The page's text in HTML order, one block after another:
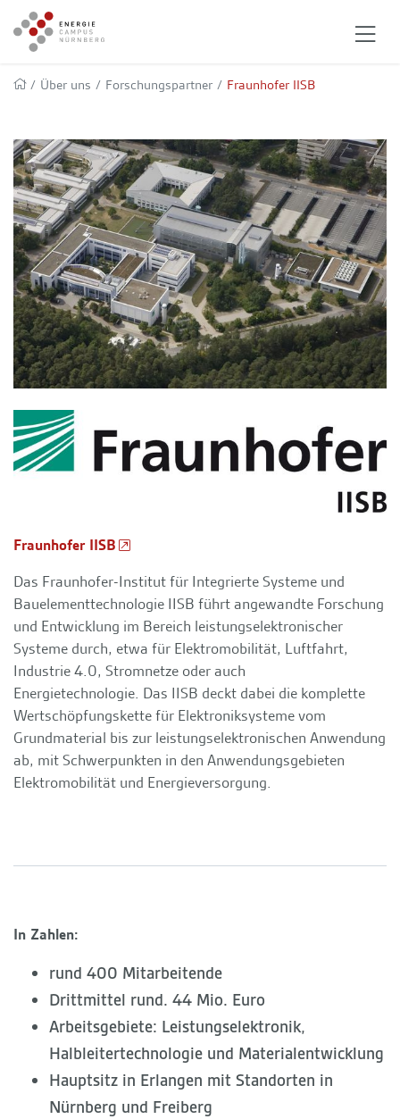
/ Über uns / Forschungspartner / Fraunhofer IISB
Fraunhofer IISB
Das Fraunhofer-Institut für Integrierte Systeme und
Bauelementtechnologie IISB führt angewandte Forschung
und Entwicklung im Bereich leistungselektronischer
Systeme durch, etwa für Elektromobilität, Luftfahrt,
Industrie 4.0, Stromnetze oder auch
Energietechnologie. Das IISB deckt dabei die komplette
Wertschöpfungskette für Elektroniksysteme vom
Grundmaterial bis zur leistungselektronischen Anwendung
ab, mit Schwerpunkten in den Anwendungsgebieten
Elektromobilität und Energieversorgung.
In Zahlen:
rund 400 Mitarbeitende
Drittmittel rund. 44 Mio. Euro
Arbeitsgebiete: Leistungselektronik,
Halbleitertechnologie und Materialentwicklung
Hauptsitz in Erlangen mit Standorten in
Nürnberg und Freiberg